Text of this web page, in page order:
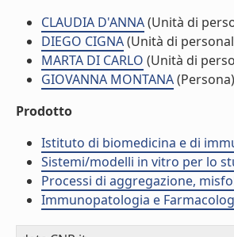
CLAUDIA D'ANNA(Unità di
DIEGO CIGNA(Unità di
MARTA DI CARLO (Unità di
GIOVANNA MONTANA(Persona)
Prodotto
Istituto di biomedicina e di
Sistemi/modelli in vitro per lo
Processi di aggregazione,
Immunopatologia e